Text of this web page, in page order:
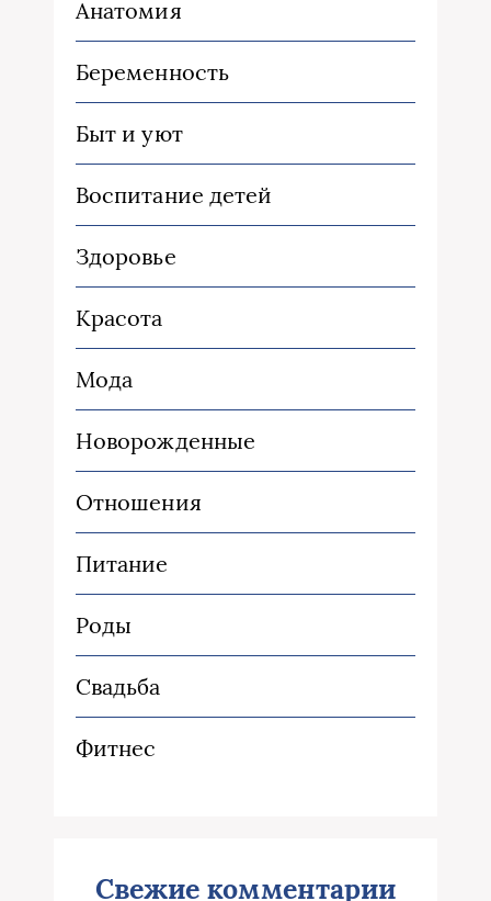
Анатомия
Беременность
Быт и уют
Воспитание детей
Здоровье
Красота
Мода
Новорожденные
Отношения
Питание
Роды
Свадьба
Фитнес
Свежие комментарии